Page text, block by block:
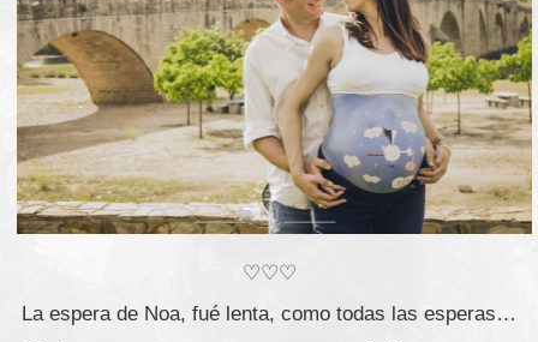
♡♡♡
La espera de Noa, fué lenta, como todas las esperas…